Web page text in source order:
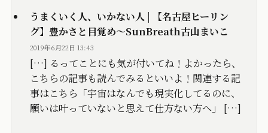
うまくいく人、いかない人 | 【名古屋ヒーリン
グ】豊かさと目覚め～SunBreath古山まいこ
2019年6月22日 13:43
[…] るってことにも気が付いてね！よかったら、
こちらの記事も読んでみるといいよ！関連する記
事はこちら「宇宙はなんでも現実化してるのに、
願いは叶っていないと思えて仕方ない方へ」 […]